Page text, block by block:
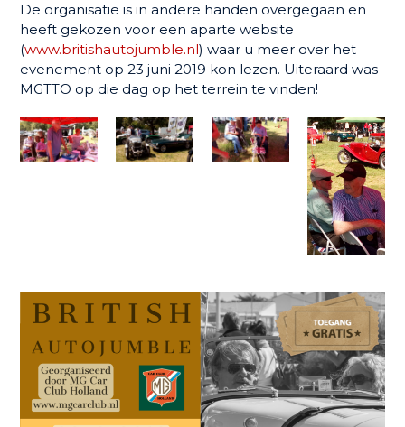
De organisatie is in andere handen overgegaan en
heeft gekozen voor een aparte website
(www.britishautojumble.nl) waar u meer over het
evenement op 23 juni 2019 kon lezen. Uiteraard was
MGTTO op die dag op het terrein te vinden!